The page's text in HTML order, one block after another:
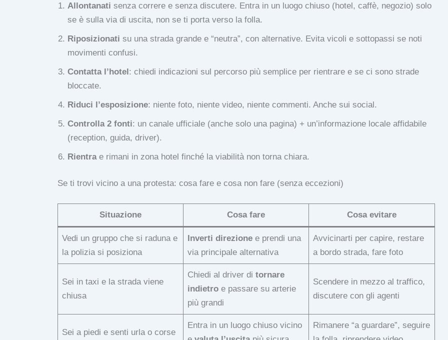
Allontanati senza correre e senza discutere. Entra in un luogo chiuso (hotel, caffè, negozio) solo
se è sulla via di uscita, non se ti porta verso la folla.
Riposizionati su una strada grande e “neutra”, con alternative. Evita vicoli e sottopassi se noti
movimenti confusi.
Contatta l’hotel: chiedi indicazioni sul percorso più semplice per rientrare e se ci sono strade
bloccate.
Riduci l’esposizione: niente foto, niente video, niente commenti. Anche sui social.
Controlla 2 fonti: un canale ufficiale (anche solo una pagina) + un’informazione locale affidabile
(reception, guida, driver).
Rientrae rimani in zona hotel finché la viabilità non torna chiara.
Se ti trovi vicino a una protesta: cosa fare e cosa non fare (senza eccezioni)
Situazione Cosa fare Cosa evitare
Vedi un gruppo che si raduna e
la polizia si posiziona
Inverti direzione e prendi una
via principale alternativa
Avvicinarti per capire, restare
a bordo strada, fare foto
Sei in taxi e la strada viene
chiusa
Chiedi al driver di tornare
indietro e passare su arterie
più grandi
Scendere in mezzo al traffico,
discutere con gli agenti
Sei a piedi e senti urla o corse
Entra in un luogo chiuso vicino
Rimanere “a guardare”, seguire